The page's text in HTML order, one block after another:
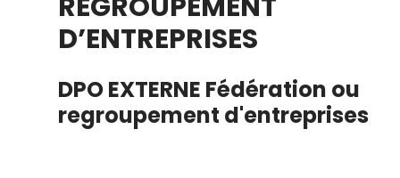
D’ENTREPRISES
DPO EXTERNE Fédération ou
regroupement d'entreprises